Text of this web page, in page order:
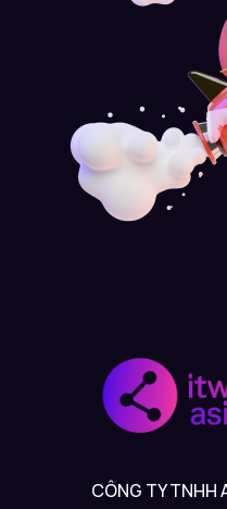
CÔNG TY TNHH